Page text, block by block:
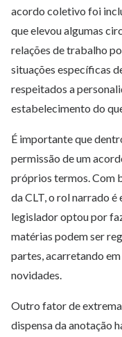
acordo coletivo foi
que elevou algumas
relações de trabalho
situações específicas
respeitados a
estabelecimento do
É importante que
permissão de um
próprios termos. Com
da CLT, o rol narrado
legislador optou por
matérias podem ser
partes, acarretando
novidades.
Outro fator de
dispensa da anotação